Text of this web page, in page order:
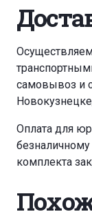
самовывоз и
Оплата для
комплекта